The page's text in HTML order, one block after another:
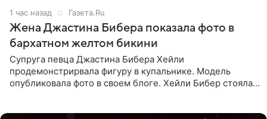
1 час назад Газета.Ru
Жена Джастина Бибера показала фото в
бархатном желтом бикини
Супруга певца Джастина Бибера Хейли
продемонстрирвала фигуру в купальнике. Модель
опубликовала фото в своем блоге. Хейли Бибер стояла